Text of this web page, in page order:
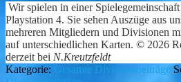
Wir spielen in einer
Playstation 4. Sie sehen Auszüge aus
mehreren Mitgliedern und Divisionen
auf unterschiedlichen Karten. © 2026
derzeit bei N.Kreutzfeldt
Kategorie:
Gesamte Divisionsbeiträge